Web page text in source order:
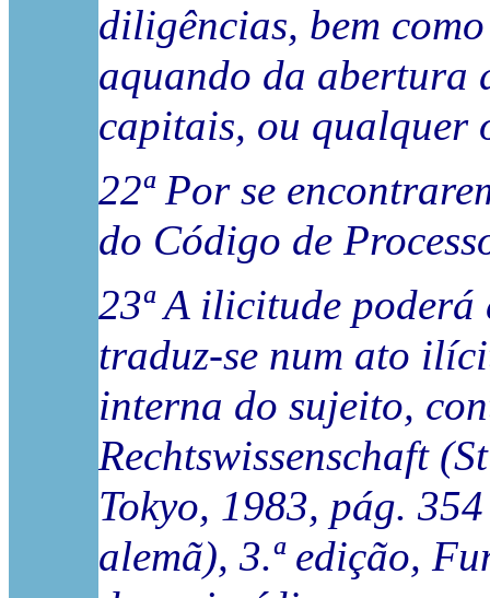
diligências, bem
aquando da abertura
capitais, ou qualquer
22ª Por se
do Código de
23ª A ilicitude
traduz-se num ato
interna do sujeito,
Rechtswissenschaft
Tokyo, 1983, pág.
alemã), 3.ª edição,